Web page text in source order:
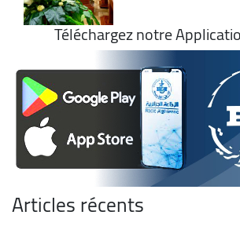
Téléchargez notre
Articles récents